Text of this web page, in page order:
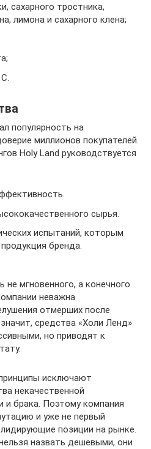
сахарного тростника,
лимона и сахарного клена;
популярность на
миллионов покупателей.
Holy Land руководствуется
сырья.
испытаний, которым
бренда.
не мгновенного, а конечного
неважна
отмерших после
средства «Холи Ленд»
но приводят к
исключают
некачественной
и брака. Поэтому компания
и уже не первый
позиции на рынке.
назвать дешевыми, они